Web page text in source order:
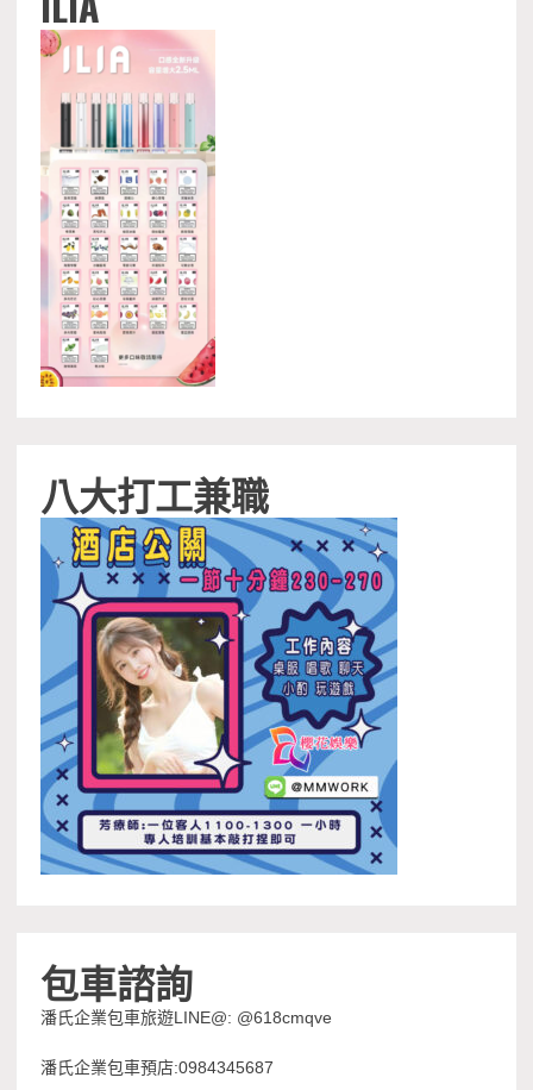
八大打工兼職
包車諮詢
潘氏企業包車旅遊LINE@: @618cmqve
潘氏企業包車預店:0984345687